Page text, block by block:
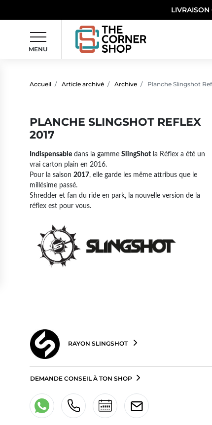
LIVRAISON
MENU
Accueil Article archivé Archive Planche Slingshot
PLANCHE SLINGSHOT REFLEX
2017
Indispensable dans la gamme SlingShot la Réflex a été un
vrai carton plain en 2016.
Pour la saison 2017, elle garde les même attribus que le
millésime passé.
Shredder et fan du ride en park, la nouvelle version de la
réflex est pour vous.
RAYON SLINGSHOT
DEMANDE CONSEIL À TON SHOP